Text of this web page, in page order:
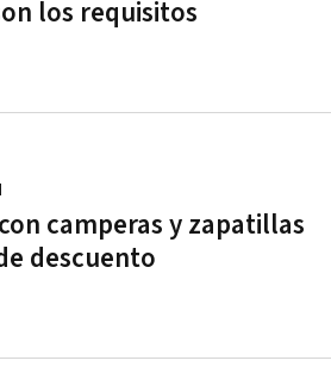
los requisitos
camperas y zapatillas
descuento